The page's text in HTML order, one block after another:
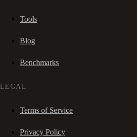
Tools
Blog
Benchmarks
LEGAL
Terms of Service
Privacy Policy